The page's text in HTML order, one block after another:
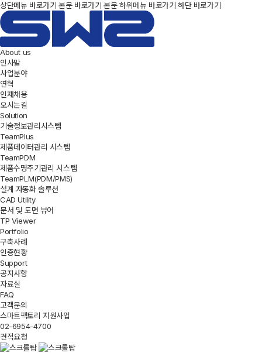
상단메뉴 바로가기 본문 바로가기 본문 하위메뉴 바로가기 하단 바로가기
About us
인사말
사업분야
연혁
인재채용
오시는길
Solution
기술정보관리시스템
TeamPlus
제품데이터관리 시스템
TeamPDM
제품수명주기관리 시스템
TeamPLM(PDM/PMS)
설계 자동화 솔루션
CAD Utility
문서 및 도면 뷰어
TP Viewer
Portfolio
구축사례
인증현황
Support
공지사항
자료실
FAQ
고객문의
스마트팩토리 지원사업
02-6954-4700
견적요청